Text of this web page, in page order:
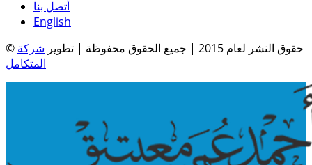
أتصل بنا
English
© حقوق النشر لعام 2015 | جميع الحقوق محفوظة | تطوير
شركة
المتكامل